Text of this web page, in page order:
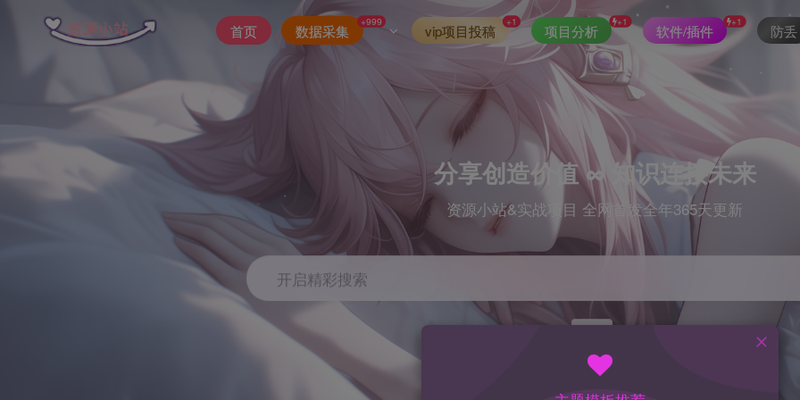
首页 数据采集
+999
vip项目投稿
+1
项目分析
+1
软件/插件
+1
防丢
分享创造价值 ∞ 知识连接未来
资源小站&实战项目 全网首发全年365天更新
开启精彩搜索
index